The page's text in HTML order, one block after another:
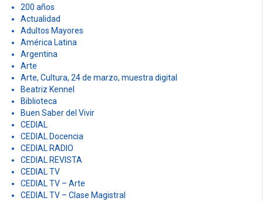
200 años
Actualidad
Adultos Mayores
América Latina
Argentina
Arte
Arte, Cultura, 24 de marzo, muestra digital
Beatriz Kennel
Biblioteca
Buen Saber del Vivir
CEDIAL
CEDIAL Docencia
CEDIAL RADIO
CEDIAL REVISTA
CEDIAL TV
CEDIAL TV – Arte
CEDIAL TV – Clase Magistral